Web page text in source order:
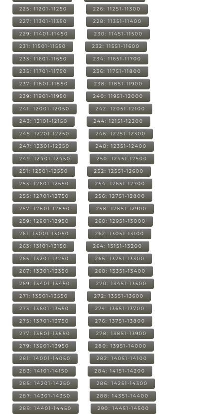
225: 11201-11250 226: 11251-11300
227: 11301-11350 228: 11351-11400
229: 11401-11450 230: 11451-11500
231: 11501-11550 232: 11551-11600
233: 11601-11650 234: 11651-11700
235: 11701-11750 236: 11751-11800
237: 11801-11850 238: 11851-11900
239: 11901-11950 240: 11951-12000
241: 12001-12050 242: 12051-12100
243: 12101-12150 244: 12151-12200
245: 12201-12250 246: 12251-12300
247: 12301-12350 248: 12351-12400
249: 12401-12450 250: 12451-12500
251: 12501-12550 252: 12551-12600
253: 12601-12650 254: 12651-12700
255: 12701-12750 256: 12751-12800
257: 12801-12850 258: 12851-12900
259: 12901-12950 260: 12951-13000
261: 13001-13050 262: 13051-13100
263: 13101-13150 264: 13151-13200
265: 13201-13250 266: 13251-13300
267: 13301-13350 268: 13351-13400
269: 13401-13450 270: 13451-13500
271: 13501-13550 272: 13551-13600
273: 13601-13650 274: 13651-13700
275: 13701-13750 276: 13751-13800
277: 13801-13850 278: 13851-13900
279: 13901-13950 280: 13951-14000
281: 14001-14050 282: 14051-14100
283: 14101-14150 284: 14151-14200
285: 14201-14250 286: 14251-14300
287: 14301-14350 288: 14351-14400
289: 14401-14450 290: 14451-14500